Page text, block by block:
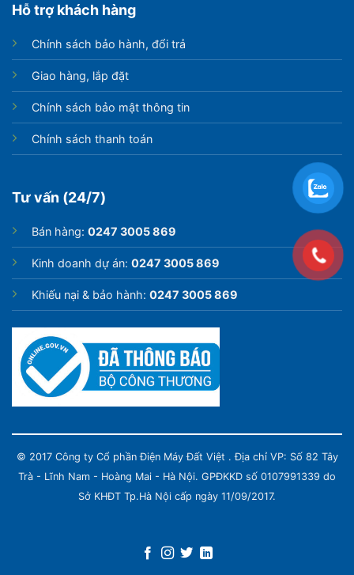
Hỗ trợ khách hàng
Chính sách bảo hành, đổi trả
Giao hàng, lắp đặt
Chính sách bảo mật thông tin
Chính sách thanh toán
Tư vấn (24/7)
Bán hàng: 0247 3005 869
Kinh doanh dự án: 0247 3005 869
Khiếu nại & bảo hành: 0247 3005 869
© 2017 Công ty Cổ phần Điện Máy Đất Việt . Địa chỉ VP: Số 82 Tây
Trà - Lĩnh Nam - Hoàng Mai - Hà Nội. GPĐKKD số 0107991339 do
Sở KHĐT Tp.Hà Nội cấp ngày 11/09/2017.